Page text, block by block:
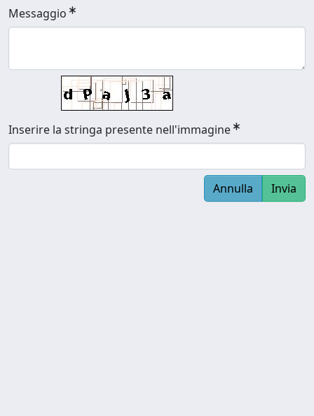
Messaggio
Inserire la stringa presente nell'immagine
Annulla Invia